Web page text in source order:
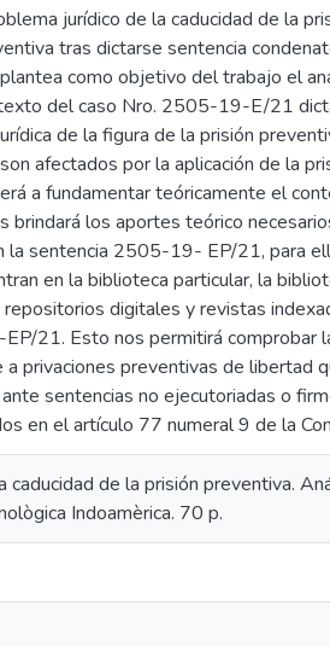
jurídico de la caducidad de la
tras dictarse sentencia
como objetivo del trabajo el
del caso Nro. 2505-19-E/21
de la figura de la prisión
afectados por la aplicación de la
a fundamentar teóricamente el
brindará los aportes teórico
la sentencia 2505-19- EP/21, para
en la biblioteca particular, la
digitales y revistas
21. Esto nos permitirá
privaciones preventivas de libertad
sentencias no ejecutoriadas o
en el artículo 77 numeral 9 de la
caducidad de la prisión preventiva.
Indoamèrica. 70 p.